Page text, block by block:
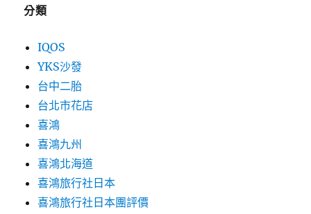
分類
IQOS
YKS沙發
台中二胎
台北市花店
喜鴻
喜鴻九州
喜鴻北海道
喜鴻旅行社日本
喜鴻旅行社日本團評價